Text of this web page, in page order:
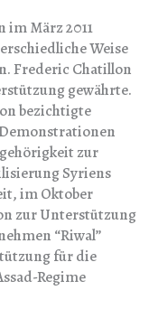
im März 2011
Weise
Frederic Chatillon
gewährte.
bezichtigte
zur
Syriens
im Oktober
zur Unterstützung
“Riwal”
für die
Regime